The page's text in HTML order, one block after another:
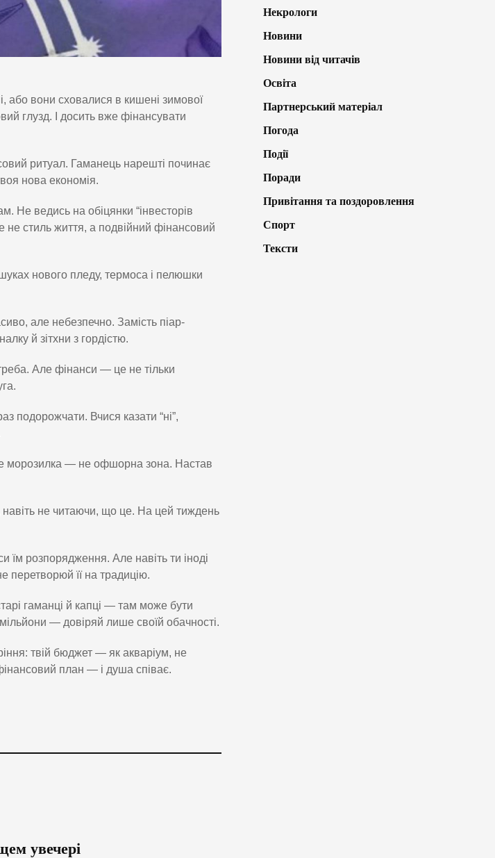
або вони сховалися в кишені зимової
глузд. І досить вже фінансувати
ритуал. Гаманець нарешті починає
нова економія.
Не ведись на обіцянки “інвесторів
не стиль життя, а подвійний фінансовий
нового пледу, термоса і пелюшки
але небезпечно. Замість піар-
й зітхни з гордістю.
Але фінанси — це не тільки
подорожчати. Вчися казати “ні”,
морозилка — не офшорна зона. Настав
не читаючи, що це. На цей тиждень
розпорядження. Але навіть ти іноді
перетворюй її на традицію.
гаманці й капці — там може бути
— довіряй лише своїй обачності.
твій бюджет — як акваріум, не
план — і душа співає.
увечері
Некрологи
Новини
Новини від читачів
Освіта
Партнерський матеріал
Погода
Події
Поради
Привітання та поздоровлення
Спорт
Тексти